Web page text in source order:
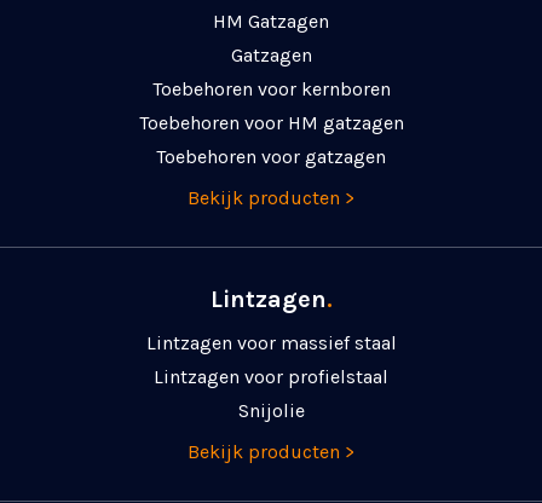
HM Gatzagen
Gatzagen
Toebehoren voor kernboren
Toebehoren voor HM gatzagen
Toebehoren voor gatzagen
Bekijk producten >
Lintzagen.
Lintzagen voor massief staal
Lintzagen voor profielstaal
Snijolie
Bekijk producten >